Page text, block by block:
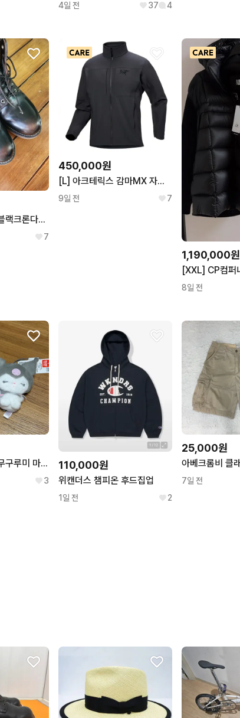
4일 전 37 4
레드윙 차심가죽 블랙크론다이크 9870
7
450,000원
[L] 아크테릭스 감마MX 자켓 블랙 판매합니다
9일 전 7
1,190,000원
8일 전
산리오 쿠로미 네무구루미 마스코트
3
110,000원
위캔더스 챔피온 후드집업
1일 전 2
25,000원
7일 전